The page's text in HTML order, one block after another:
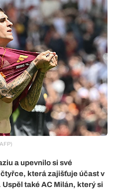
a upevnilo si své
která zajišťuje účast v
také AC Milán, který si